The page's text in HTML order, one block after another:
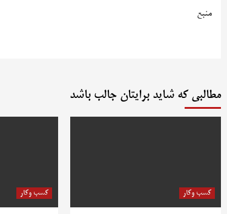
منبع
مطالبی که شاید برایتان جالب باشد
کسب وکار کسب وکار